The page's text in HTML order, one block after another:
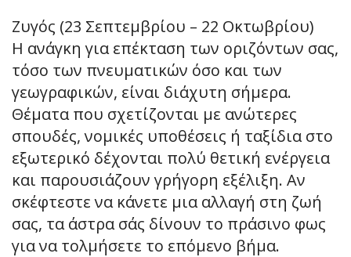
Ζυγός (23 Σεπτεμβρίου – 22 Οκτωβρίου)
Η ανάγκη για επέκταση των οριζόντων σας,
τόσο των πνευματικών όσο και των
γεωγραφικών, είναι διάχυτη σήμερα.
Θέματα που σχετίζονται με ανώτερες
σπουδές, νομικές υποθέσεις ή ταξίδια στο
εξωτερικό δέχονται πολύ θετική ενέργεια
και παρουσιάζουν γρήγορη εξέλιξη. Αν
σκέφτεστε να κάνετε μια αλλαγή στη ζωή
σας, τα άστρα σάς δίνουν το πράσινο φως
για να τολμήσετε το επόμενο βήμα.